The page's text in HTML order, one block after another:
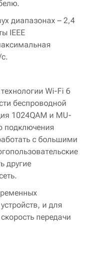
диапазонах – 2,4
IEEE
Wi-Fi 6
беспроводной
1024QAM и MU-
подключения
с большими
другие
и для
передачи